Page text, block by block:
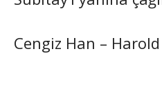
Cengiz Han –